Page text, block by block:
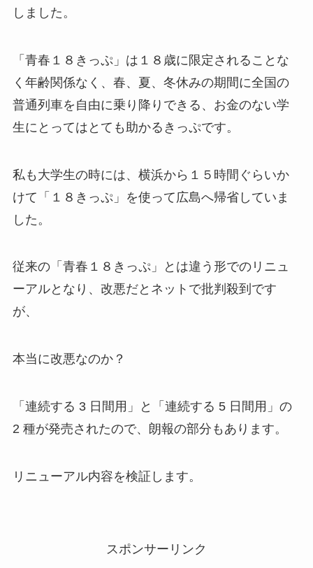
しました。
「青春１８きっぷ」は１８歳に限定されることな
く年齢関係なく、春、夏、冬休みの期間に全国の
普通列車を自由に乗り降りできる、お金のない学
生にとってはとても助かるきっぷです。
私も大学生の時には、横浜から１５時間ぐらいか
けて「１８きっぷ」を使って広島へ帰省していま
した。
従来の「青春１８きっぷ」とは違う形でのリニュ
ーアルとなり、改悪だとネットで批判殺到です
が、
本当に改悪なのか？
「連続する 3 日間用」と「連続する 5 日間用」の
2 種が発売されたので、朗報の部分もあります。
リニューアル内容を検証します。
スポンサーリンク